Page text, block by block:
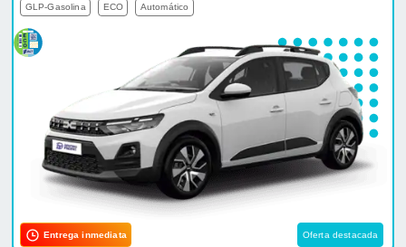
GLP-Gasolina ECO Automático
Entrega inmediata Oferta destacada